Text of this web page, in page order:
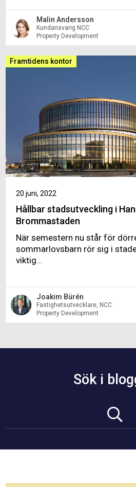
Malin Andersson
Kundansvarig NCC
Property Development
Framtidens kontor
20 juni, 2022
Hållbar stadsutveckling i
Brommastaden
När semestern nu står för
sommarlovsbarn rör sig i
viktig...
Joakim Bürén
Fastighetsutvecklare, NCC
Property Development
Sök i